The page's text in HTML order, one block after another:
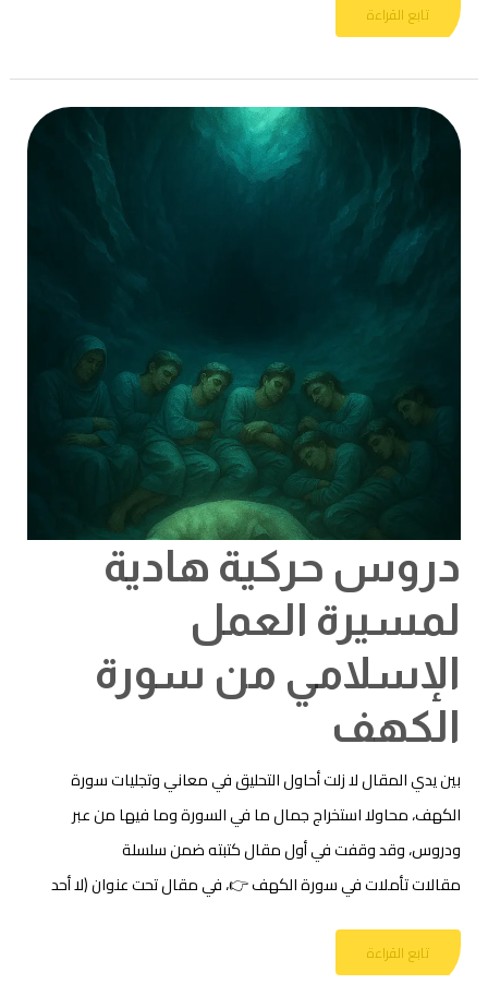
تابع القراءة
دروس حركية هادية
لمسيرة العمل
الإسلامي من سورة
الكهف
بين يدي المقال لا زلت أحاول التحليق في معاني وتجليات سورة
الكهف، محاولا استخراج جمال ما في السورة وما فيها من عبر
ودروس، وقد وقفت في أول مقال كتبته ضمن سلسلة
مقالات تأملات في سورة الكهف 👉، في مقال تحت عنوان (لا أحد
دروس
هادية
منسورة
تابع القراءة